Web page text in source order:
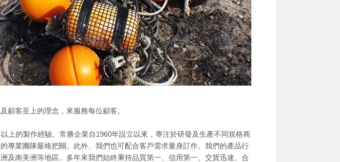
顧客至上的理念，來服務每位顧客。
上的製作經驗。常勝企業自1960年設立以來，專注於研發及生產不同規格商
專業團隊嚴格把關。此外、我們也可配合客戶需求量身訂作。我們的產品行
及南美洲等地區。多年來我們始終秉持品質第一、信用第一、交貨迅速、合